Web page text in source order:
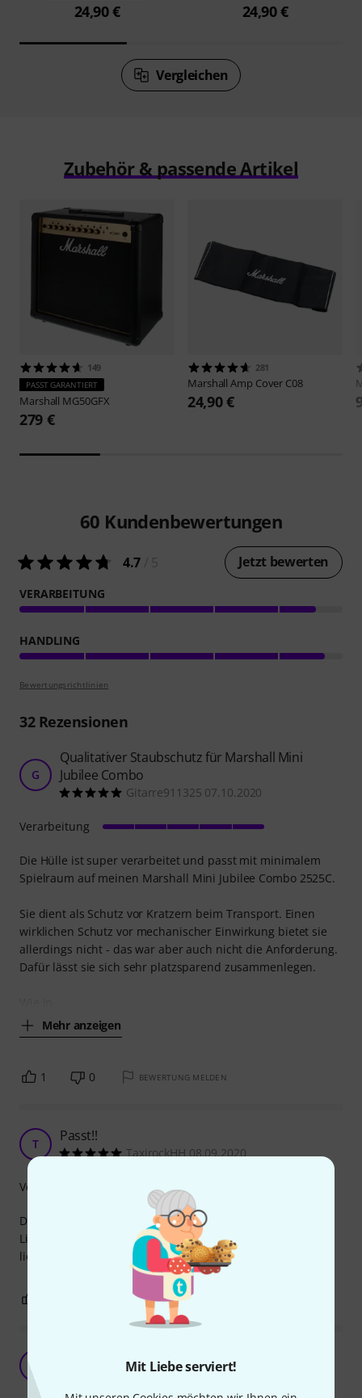
Mit Liebe serviert!
24,90 € 24,90 €
Vergleichen
Zubehör & passende Artikel
149
PASST GARANTIERT
Marshall MG50GFX
279 €
281
MarshallAmp Cover C08
24,90 €
60 Kundenbewertungen
4.7 Jetzt bewerten
VERARBEITUNG
HANDLING
Bewertungsrichtlinien
32Rezensionen
G
Qualitativer Staubschutz für Marshall Mini
Jubilee Combo
Gitarre911325 07.10.2020
Die Hülle ist super verarbeitet und passt mit minimalem
Spielraum auf meinen Marshall Mini Jubilee Combo 2525C.
Sie dient als Schutz vor Kratzern beim Transport. Einen
wirklichen Schutz vor mechanischer Einwirkung bietet sie
allerdings nicht - das war aber auch nicht die Anforderung.
Dafür lässt sie sich sehr platzsparend zusammenlegen.
Mehr anzeigen
Verarbeitung
1 0 BEWERTUNG MELDEN
T Passt!!
TaxirockHH 08.09.2020
Die Hülle macht was sie soll...Leider sehr lange
Lieferzeit,Marshall konnte wohl nicht zeitnahe
liefern.Trotzdem 5 Sterne.Danke!
Verarbeitung
BEWERTUNG MELDEN
Cover für Katana 100
telemax 13.11.2017